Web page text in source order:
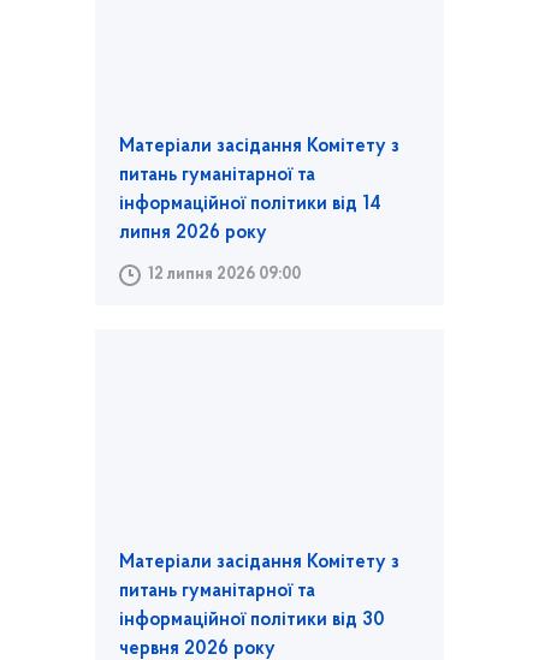
Матеріали засідання Комітету з
питань гуманітарної та
інформаційної політики від 14
липня 2026 року
12 липня 2026 09:00
Матеріали засідання Комітету з
питань гуманітарної та
інформаційної політики від 30
червня 2026 року